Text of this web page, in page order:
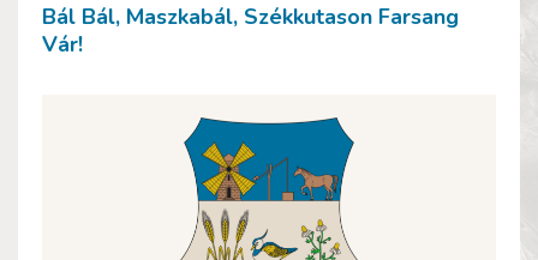
Bál Bál, Maszkabál, Székkutason Farsang
Vár!